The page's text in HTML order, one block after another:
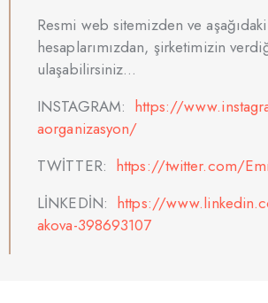
Resmi web sitemizden ve
hesaplarımızdan, şirketimizin
ulaşabilirsiniz…
INSTAGRAM: https://
aorganizasyon/
TWİTTER: https://twitter.com/
LİNKEDİN: https://
akova-398693107